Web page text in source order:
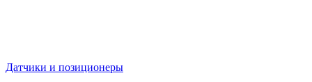
Датчики и позиционеры